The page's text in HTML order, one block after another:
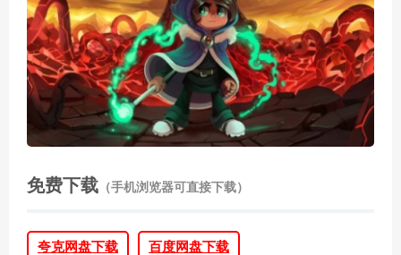
免费下载 （手机浏览器可直接下载）
夸克网盘下载 百度网盘下载